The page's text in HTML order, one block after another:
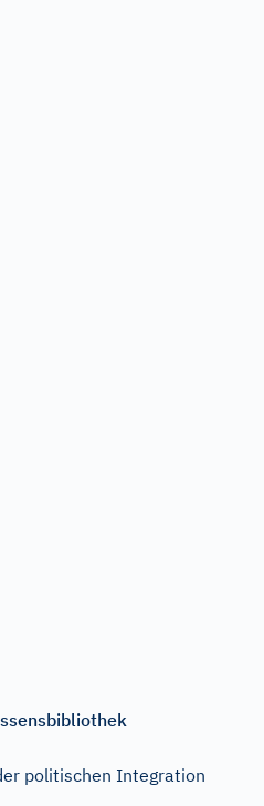
politischen Integration